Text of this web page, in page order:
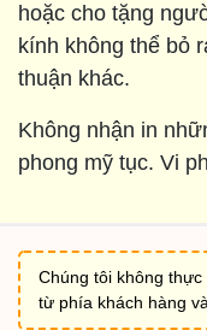
hoặc cho tặng
kính không thể bỏ
thuận khác.
Không nhận in
phong mỹ tục. Vi
Chúng tôi không
từ phía khách hàng